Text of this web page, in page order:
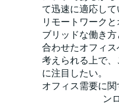
て迅速に適応して
リモートワーク
ブリッドな働き
合わせたオフィ
考えられる上で
に注目したい。
オフィス需要に
ン